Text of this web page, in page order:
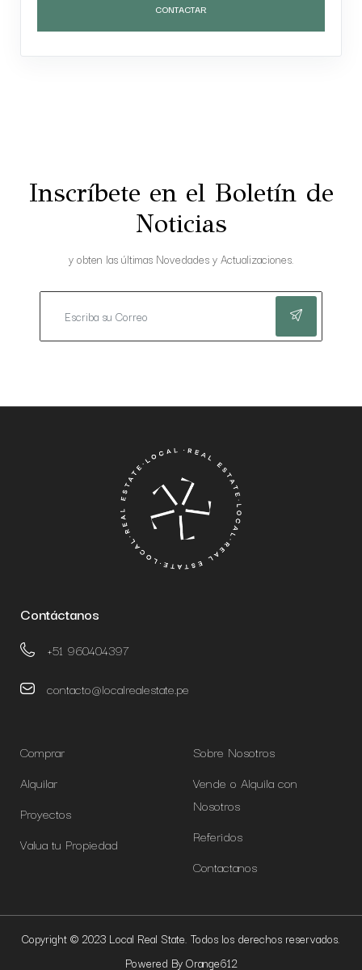
CONTACTAR
Inscríbete en el Boletín de
Noticias
y obten las últimas Novedades y Actualizaciones.
Contáctanos
+51 960404397
contacto@localrealestate.pe
Comprar
Alquilar
Proyectos
Valua tu Propiedad
Sobre Nosotros
Vende o Alquila con
Nosotros
Referidos
Contactanos
Copyright © 2023 Local Real State. Todos los derechos reservados.
Powered By Orange612